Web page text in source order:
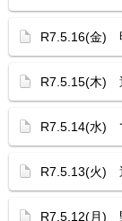
R7.5.16(金)
R7.5.15(木)
R7.5.14(水)
R7.5.13(火)
R7.5.12(月)